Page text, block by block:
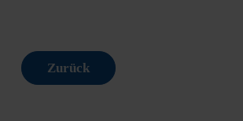
Zurück